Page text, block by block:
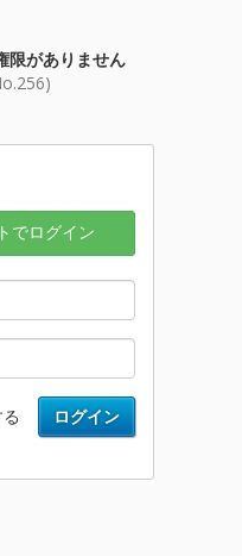
限がありません
でログイン
ログイン